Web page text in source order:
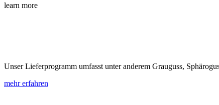
learn more
Unser Liefer­programm umfasst unter anderem Grau­guss,
mehr erfahren